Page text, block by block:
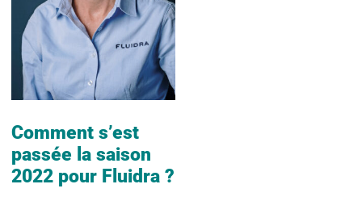
Comment s’est
passée la saison
2022 pour Fluidra ?